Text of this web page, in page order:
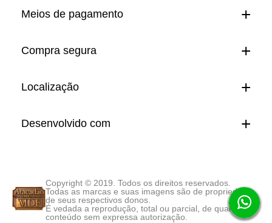
Meios de pagamento
Compra segura
Localização
Desenvolvido com
Copyright © 2019. Todos os direitos reservados.
Todas as marcas e suas imagens são de propriedade
de seus respectivos donos.
É vedada a reprodução, total ou parcial, de qualquer
conteúdo sem expressa autorização.